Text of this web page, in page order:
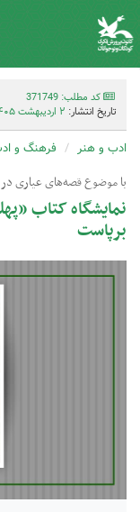
کد مطلب: 371749
تاریخ انتشار: ۲ اردیبهشت ۱۴۰۵ - ۱۰:۲۷
ادب و هنر فرهنگ و
با موضوع قصه‌های عیاری در
نمایشگاه کتاب
برپاست